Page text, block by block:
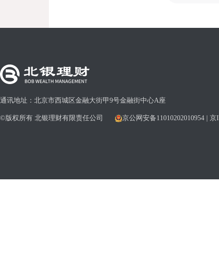
通讯地址：北京市西城区金融大街甲9号金融街中心A座
©版权所有 北银理财有限责任公司 京公网安备11010202010954 | 京